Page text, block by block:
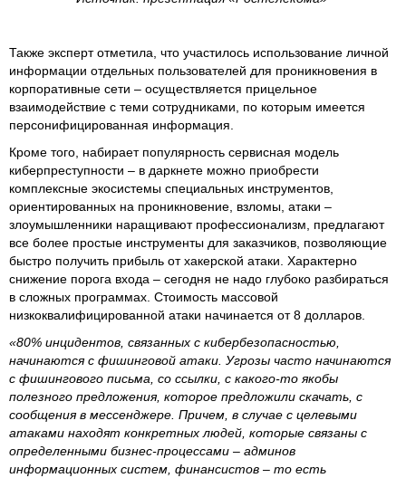
Также эксперт отметила, что участилось использование личной
информации отдельных пользователей для проникновения в
корпоративные сети – осуществляется прицельное
взаимодействие с теми сотрудниками, по которым имеется
персонифицированная информация.
Кроме того, набирает популярность сервисная модель
киберпреступности – в даркнете можно приобрести
комплексные экосистемы специальных инструментов,
ориентированных на проникновение, взломы, атаки –
злоумышленники наращивают профессионализм, предлагают
все более простые инструменты для заказчиков, позволяющие
быстро получить прибыль от хакерской атаки. Характерно
снижение порога входа – сегодня не надо глубоко разбираться
в сложных программах. Стоимость массовой
низкоквалифицированной атаки начинается от 8 долларов.
«80% инцидентов, связанных с кибербезопасностью,
начинаются с фишинговой атаки. Угрозы часто начинаются
с фишингового письма, со ссылки, с какого-то якобы
полезного предложения, которое предложили скачать, с
сообщения в мессенджере. Причем, в случае с целевыми
атаками находят конкретных людей, которые связаны с
определенными бизнес-процессами – админов
информационных систем, финансистов – то есть